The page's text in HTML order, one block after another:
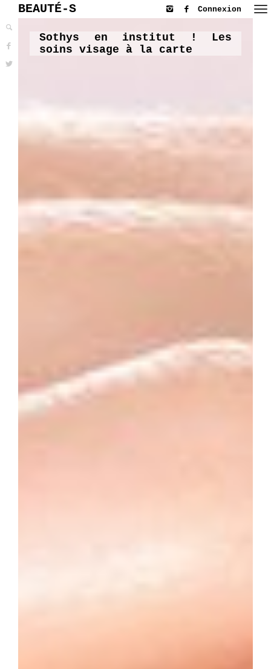
BEAUTÉ-S Connexion
Sothys en institut ! Les
soins visage à la carte